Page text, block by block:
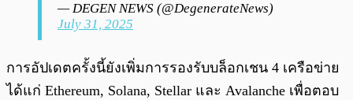
— DEGEN NEWS (@DegenerateNews)
July 31, 2025
การอัปเดตครั้งนี้ยังเพิ่มการรองรับบล็อกเชน 4 เครือข่าย
ได้แก่ Ethereum, Solana, Stellar และ Avalanche เพื่อตอบ